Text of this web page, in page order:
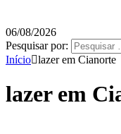
06/08/2026
Pesquisar por:
Início lazer em Cianorte
lazer em